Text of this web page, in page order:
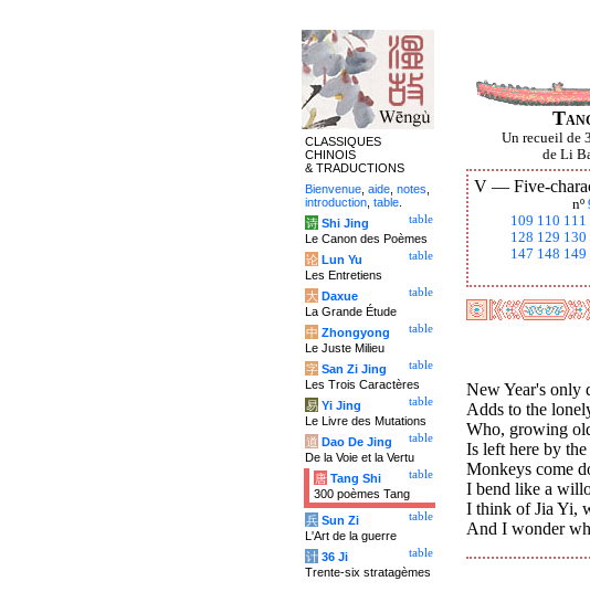
Un recueil de
de Li
V — Five-
nº
109 110 111
128 129 130
147 148 149
New Year's only
Adds to the
Who, growing
Is left here by
Monkeys come
I bend like a
I think of Jia Yi,
And I wonder
CLASSIQUES
CHINOIS
& TRADUCTIONS
Bienvenue aide notes
introduction table
table
诗 Shi Jing
Le Canon des Poèmes
table
论 Lun Yu
Les Entretiens
table
大 Daxue
La Grande Étude
table
中 Zhongyong
Le Juste Milieu
table
字 San Zi Jing
Les Trois Caractères
table
易 Yi Jing
Le Livre des Mutations
table
道 Dao De Jing
De la Voie et la Vertu
table
唐 Tang Shi
300 poèmes Tang
table
兵 Sun Zi
L'Art de la guerre
table
计 36 Ji
Trente-six stratagèmes